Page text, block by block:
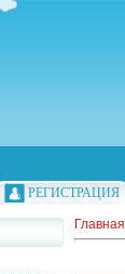
РЕГИСТРАЦИЯ
Главная